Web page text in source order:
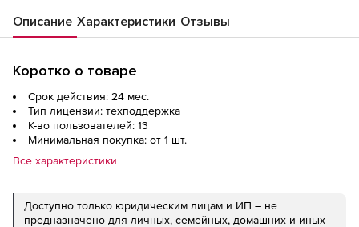
Описание Характеристики Отзывы
Коротко о товаре
Срок действия: 24 мес.
Тип лицензии: техподдержка
К-во пользователей: 13
Минимальная покупка: от 1 шт.
Все характеристики
Доступно только юридическим лицам и ИП – не
предназначено для личных, семейных, домашних и иных